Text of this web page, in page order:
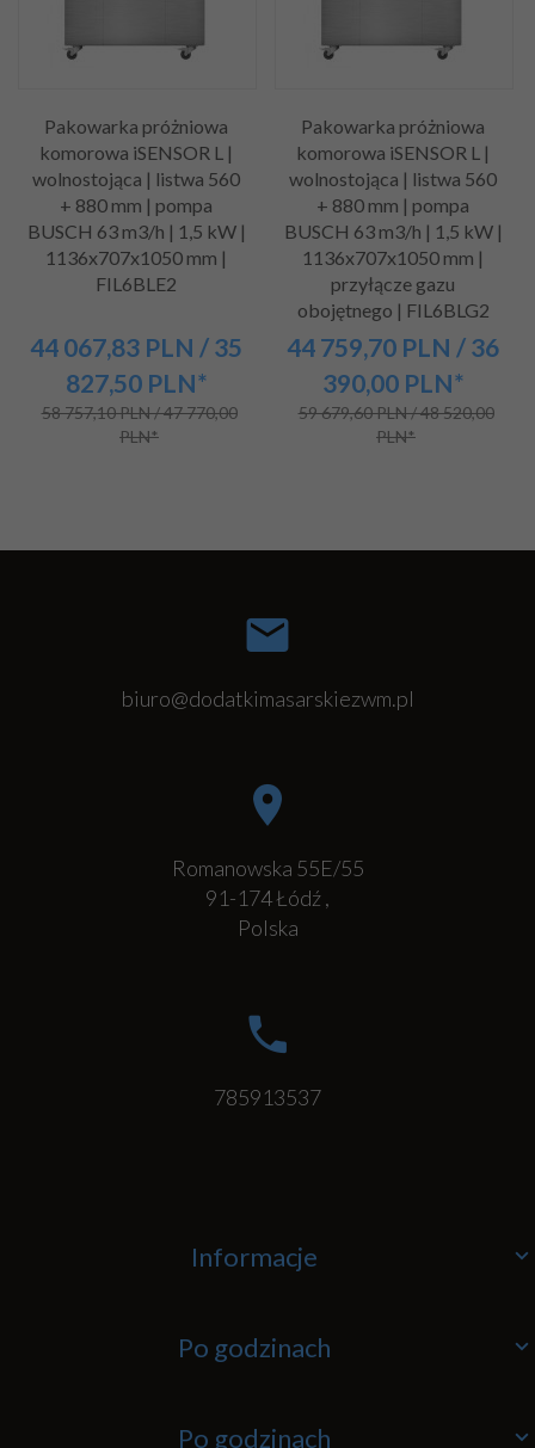
Pakowarka próżniowa
komorowa iSENSOR L |
wolnostojąca | listwa 560
+ 880 mm | pompa
BUSCH 63 m3/h | 1,5 kW |
1136x707x1050 mm |
FIL6BLE2
44 067,83 PLN / 35
827,50 PLN*
58 757,10 PLN / 47 770,00
PLN*
Pakowarka próżniowa
komorowa iSENSOR L |
wolnostojąca | listwa 560
+ 880 mm | pompa
BUSCH 63 m3/h | 1,5 kW |
1136x707x1050 mm |
przyłącze gazu
obojętnego | FIL6BLG2
44 759,70 PLN / 36
390,00 PLN*
59 679,60 PLN / 48 520,00
PLN*
biuro@dodatkimasarskiezwm.pl
Romanowska 55E/55
91-174Łódź,
Polska
785913537
Informacje
Po godzinach
Po godzinach